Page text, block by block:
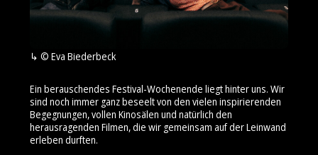
© Eva Biederbeck
Ein berauschendes Festival-Wochenende liegt hinter uns. Wir
sind noch immer ganz beseelt von den vielen inspirierenden
Begegnungen, vollen Kinosälen und natürlich den
herausragenden Filmen, die wir gemeinsam auf der Leinwand
erleben durften.